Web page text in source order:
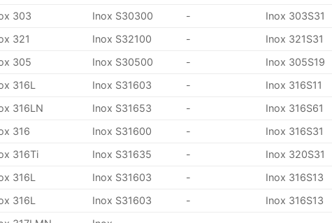
303 Inox S30300 - Inox 303S31
321 Inox S32100 - Inox 321S31
305 Inox S30500 - Inox 305S19
316L Inox S31603 - Inox 316S11
316LN Inox S31653 - Inox 316S61
316 Inox S31600 - Inox 316S31
316Ti Inox S31635 - Inox 320S31
316L Inox S31603 - Inox 316S13
316L Inox S31603 - Inox 316S13